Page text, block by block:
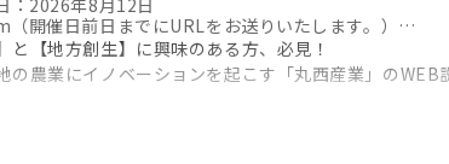
開催日前日までにURLをお送りいたします。）
になりましたら、接続用ＵＲＬをクリックしてくださ
から一定時間が経過すると、入室いただけなくなりま
と【地方創生】に興味のある方、必見！
の農業にイノベーションを起こす「丸西産業」のWEB
サクッと会社のリアルがわかる内容となっていますの